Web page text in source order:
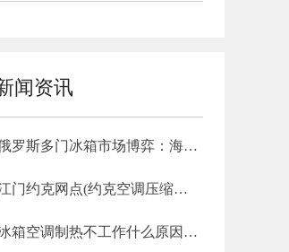
闻资讯
罗斯多门冰箱市场博弈：海尔
门约克网点(约克空调压缩机
箱空调制热不工作什么原因—